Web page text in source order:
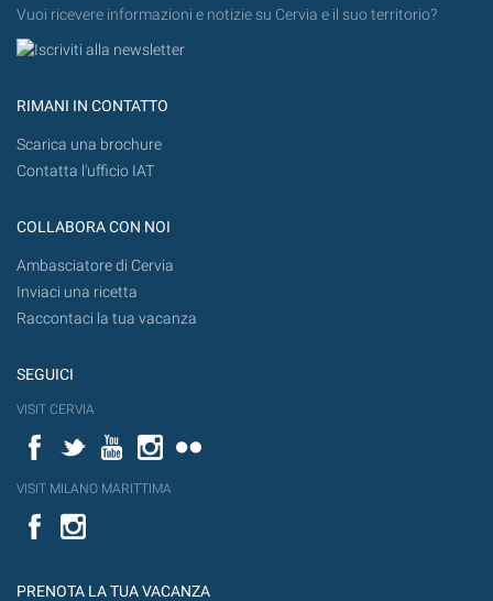
Vuoi ricevere informazioni e notizie su Cervia e il suo territorio?
RIMANI IN CONTATTO
Scarica una brochure
Contatta l'ufficio IAT
COLLABORA CON NOI
Ambasciatore di Cervia
Inviaci una ricetta
Raccontaci la tua vacanza
SEGUICI
VISIT CERVIA
FacebookTwitterYouTubeInstagram
VISIT MILANO MARITTIMA
Facebook
PRENOTA LA TUA VACANZA